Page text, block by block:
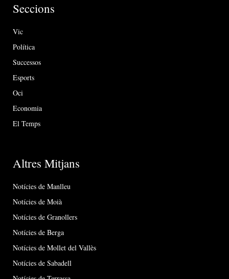
Seccions
Vic
Política
Successos
Esports
Oci
Economia
El Temps
Altres Mitjans
Notícies de Manlleu
Notícies de Moià
Notícies de Granollers
Notícies de Berga
Notícies de Mollet del Vallès
Notícies de Sabadell